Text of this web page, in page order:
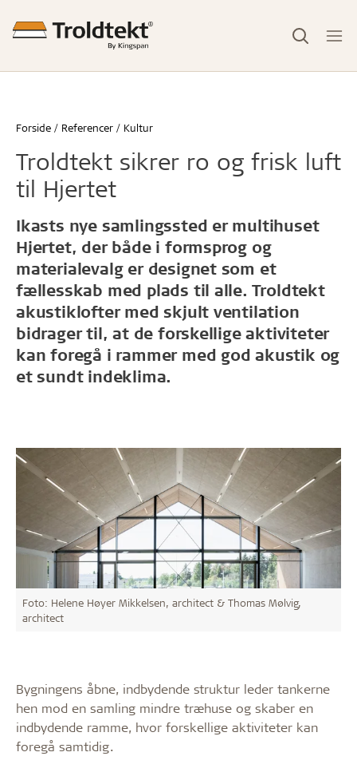
Forside Referencer Kultur
Troldtekt sikrer ro og frisk luft
til Hjertet
Ikasts nye samlingssted er multihuset
Hjertet, der både i formsprog og
materialevalg er designet som et
fællesskab med plads til alle. Troldtekt
akustiklofter med skjult ventilation
bidrager til, at de forskellige aktiviteter
kan foregå i rammer med god akustik og
et sundt indeklima.
Foto: Helene Høyer Mikkelsen, architect & Thomas Mølvig,
architect
Bygningens åbne, indbydende struktur leder tankerne
hen mod en samling mindre træhuse og skaber en
indbydende ramme, hvor forskellige aktiviteter kan
foregå samtidig.